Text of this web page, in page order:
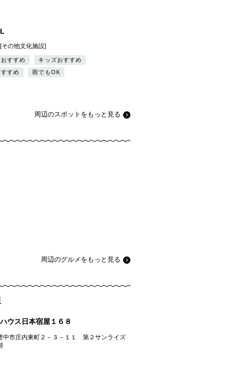
その他文化施設]
すすめ
キッズおすすめ
すめ
雨でもOK
周辺のスポットをもっと見る
周辺のグルメをもっと見る
ウス日本宿屋１６８
中市庄内東町２－３－１１ 第２サンライズ